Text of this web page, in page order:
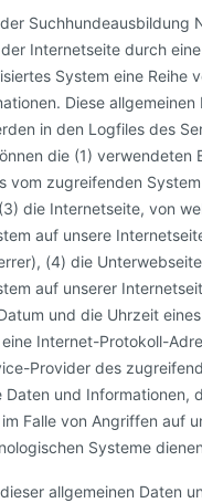
Suchhundeausbildung
Internetseite durch
System eine Reihe
Diese allgemeinen
in den Logfiles des
die (1) verwendeten
vom zugreifenden
die Internetseite, von
auf unsere
(4) die
auf unserer
und die Uhrzeit
Internet-Protokoll-
Provider des
Daten und Informationen,
Falle von Angriffen auf
Systeme
allgemeinen Daten